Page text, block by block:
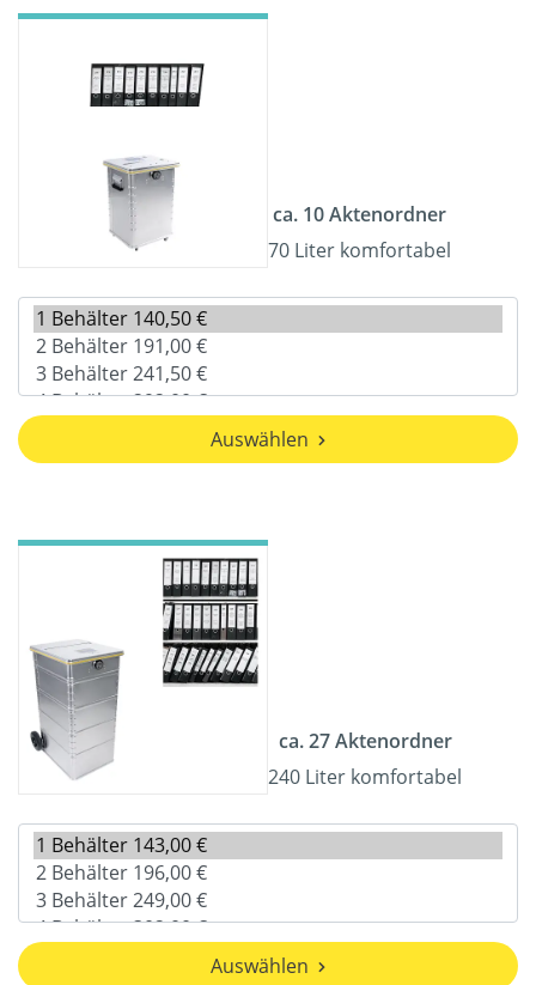
ca. 10 Aktenordner
70 Liter komfortabel
Auswählen
ca. 27 Aktenordner
240 Liter komfortabel
Auswählen